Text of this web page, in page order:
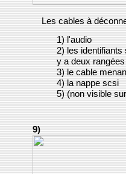
Les cables à
1) l'audio
2) les
y a deux
3) le cable
4) la nappe scsi
5) (non visible
9)